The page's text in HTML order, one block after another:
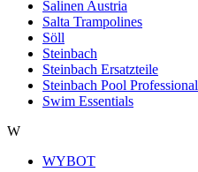
Salinen Austria
Salta Trampolines
Söll
Steinbach
Steinbach Ersatzteile
Steinbach Pool Professional
Swim Essentials
W
WYBOT